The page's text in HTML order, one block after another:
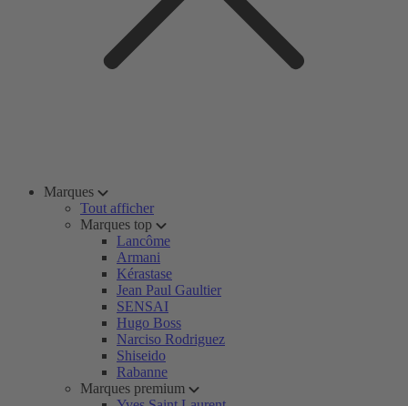
Marques
Tout afficher
Marques top
Lancôme
Armani
Kérastase
Jean Paul Gaultier
SENSAI
Hugo Boss
Narciso Rodriguez
Shiseido
Rabanne
Marques premium